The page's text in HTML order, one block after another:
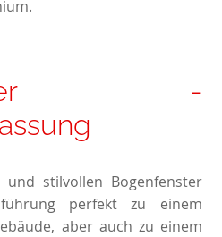
-
stilvollen Bogenfenster
perfekt zu einem
aber auch zu einem